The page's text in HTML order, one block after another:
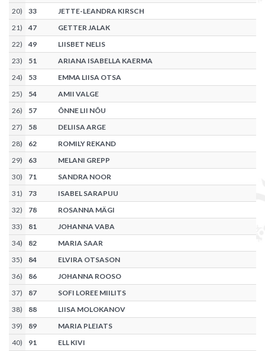
20) 33
JETTE-LEANDRA KIRSCH
21) 47
GETTER JALAK
22) 49
LIISBET NELIS
23) 51
ARIANA ISABELLA KAERMA
24) 53
EMMA LIISA OTSA
25) 54
AMII VALGE
26) 57
ÕNNE LII NÕU
27) 58
DELIISA ARGE
28) 62
ROMILY REKAND
29) 63
MELANI GREPP
30) 71
SANDRA NOOR
31) 73
ISABEL SARAPUU
32) 78
ROSANNA MÄGI
33) 81
JOHANNA VABA
34) 82
MARIA SAAR
35) 84
ELVIRA OTSASON
36) 86
JOHANNA ROOSO
37) 87
SOFI LOREE MIILITS
38) 88
LIISA MOLOKANOV
39) 89
MARIA PLEIATS
40) 91
ELL KIVI